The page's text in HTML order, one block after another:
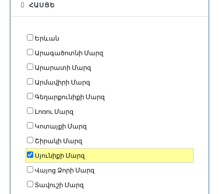
ՀԱՍՑԵ
Երևան
Արագածոտնի Մարզ
Արարատի Մարզ
Արմավիրի Մարզ
Գեղարքունիքի Մարզ
Լոռու Մարզ
Կոտայքի Մարզ
Շիրակի Մարզ
Սյունիքի Մարզ
Վայոց Ձորի Մարզ
Տավուշի Մարզ